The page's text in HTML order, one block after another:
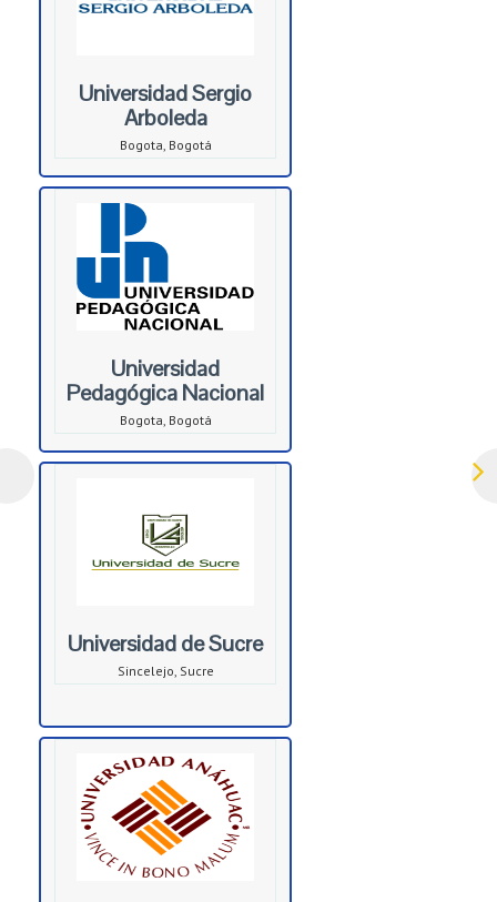
Universidad Sergio
Arboleda
Bogota, Bogotá
Universidad
Pedagógica Nacional
Bogota, Bogotá
Universidad de Sucre
Sincelejo, Sucre